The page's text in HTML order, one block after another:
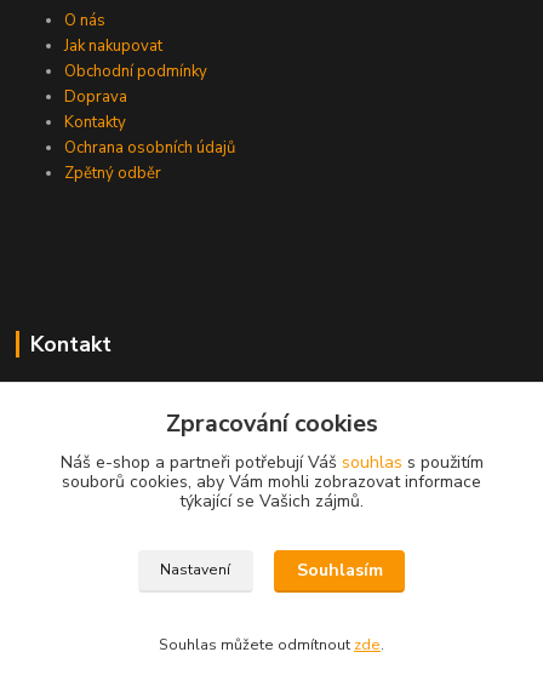
O nás
Jak nakupovat
Obchodní podmínky
Doprava
Kontakty
Ochrana osobních údajů
Zpětný odběr
Kontakt
Zpracování cookies
Náš e-shop a partneři potřebují Váš souhlas s použitím
souborů cookies, aby Vám mohli zobrazovat informace
týkající se Vašich zájmů.
Nastavení Souhlasím
Souhlas můžete odmítnout zde.